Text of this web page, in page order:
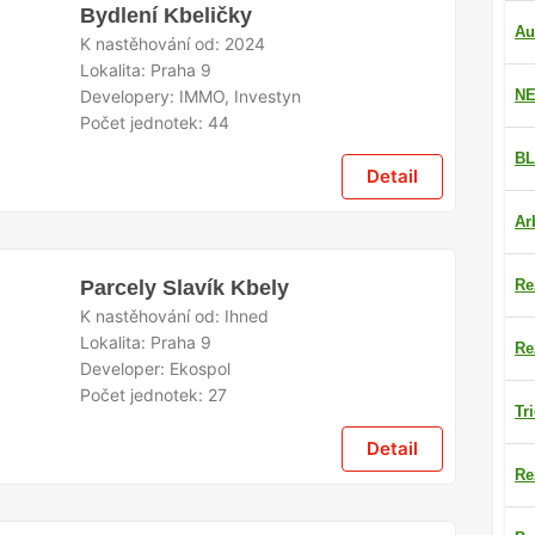
Bydlení Kbeličky
K nastěhování od: 2024
Lokalita: Praha 9
Developery: IMMO, Investyn
Počet jednotek:44
Detail
Parcely Slavík Kbely
K nastěhování od: Ihned
Lokalita: Praha 9
Developer: Ekospol
Počet jednotek: 27
Detail